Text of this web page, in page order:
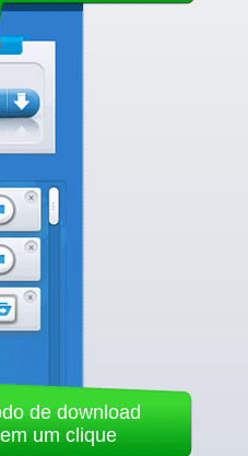
de download
em um clique